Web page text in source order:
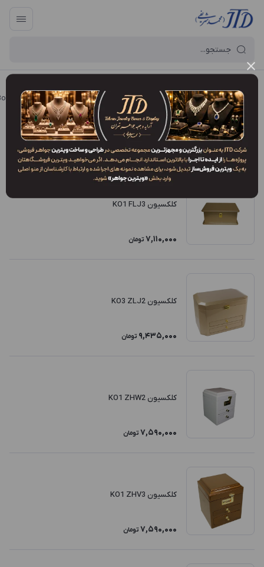
آرایه و جعبه جواهر تهران / فروشگاه محصولات / جعبه / جعبه کلکسیون (Collector's Box)
جعبه طلا و جواهر چوبی
فیلتر محصولات ترتیب نمایش: جدیدترین
کلکسیون KO1 FLJ3
7,110,000 تومان
کلکسیون KO3 ZLJ2
9,435,000 تومان
کلکسیون KO1 ZHW2
7,590,000 تومان
کلکسیون KO1 ZHV3
7,590,000 تومان